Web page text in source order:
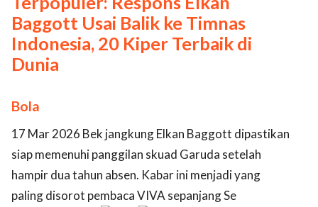
Baggott Usai Balik ke Timnas
Indonesia, 20 Kiper Terbaik di
Dunia
Bola
17 Mar 2026 Bek jangkung Elkan Baggott dipastikan
siap memenuhi panggilan skuad Garuda setelah
hampir dua tahun absen. Kabar ini menjadi yang
paling disorot pembaca VIVA sepanjang Se